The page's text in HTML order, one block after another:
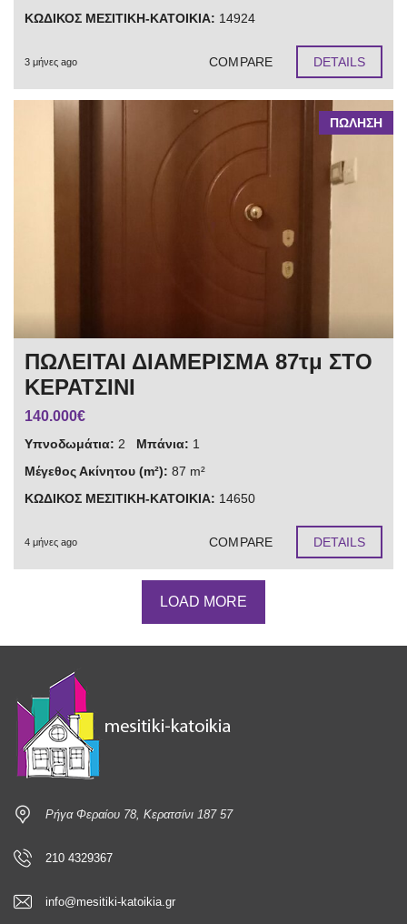
ΚΩΔΙΚΟΣ ΜΕΣΙΤΙΚΗ-ΚΑΤΟΙΚΙΑ: 14924
3 μήνες ago COMPARE DETAILS
ΠΩΛΗΣΗ
ΠΩΛΕΙΤΑΙ ΔΙΑΜΕΡΙΣΜΑ 87τμ ΣΤΟ
ΚΕΡΑΤΣΙΝΙ
140.000€
Υπνοδωμάτια: 2 Μπάνια: 1
Μέγεθος Ακίνητου (m²): 87 m²
ΚΩΔΙΚΟΣ ΜΕΣΙΤΙΚΗ-ΚΑΤΟΙΚΙΑ: 14650
4 μήνες ago COMPARE DETAILS
LOAD MORE
Ρήγα Φεραίου 78, Κερατσίνι 187 57
210 4329367
info@mesitiki-katoikia.gr